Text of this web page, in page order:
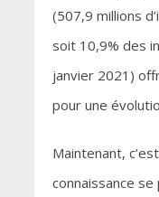
(507,9 millions
soit 10,9% des
janvier 2021)
pour une
Maintenant,
connaissance